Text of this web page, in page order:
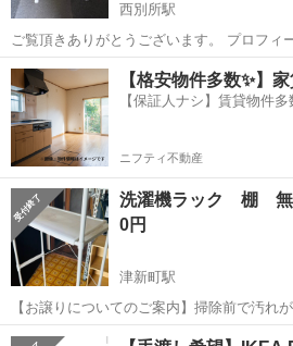
西別所駅
ご覧頂きありがとうございます。 プロフィ
【商品説明】 ■仕様 ・メーカー：不明 ■状態 ・使用に伴う小傷や汚れ
はありますが、割れなどの大きな破損はあ
です。 【お取引...
三重 桑名市 西別所駅 収納家具
【格安物件多数✨】
【保証人ナシ】賃貸物件多
ニフティ不動産
洗濯機ラック 棚
0円
津新町駅
【お譲りについてのご案内】掃除前で汚れ
無料にします こちらは、生活にお困りの方やシングルマザーの方な
三重 津市 津新町駅 収納家具